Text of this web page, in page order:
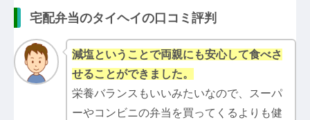
宅配弁当のタイヘイの口コミ評判
減塩ということで両親にも安心して食べさ
せることができました。
栄養バランスもいいみたいなので、スーパ
ーやコンビニの弁当を買ってくるよりも健